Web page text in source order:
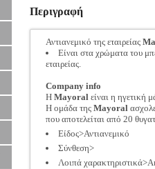
Περιγραφή
Αντιανεμικό της εταιρείας
Είναι στα χρώματα του
εταιρείας.
Company info
Η Mayoral είναι η ηγετική
Η ομάδα της Mayoral
που αποτελείται από 20
Είδος>Αντιανεμικό
Σύνθεση>
Λοιπά